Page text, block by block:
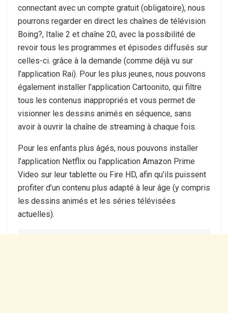
connectant avec un compte gratuit (obligatoire), nous
pourrons regarder en direct les chaînes de télévision
Boing?, Italie 2 et chaîne 20, avec la possibilité de
revoir tous les programmes et épisodes diffusés sur
celles-ci. grâce à la demande (comme déjà vu sur
l’application Rai). Pour les plus jeunes, nous pouvons
également installer l’application Cartoonito, qui filtre
tous les contenus inappropriés et vous permet de
visionner les dessins animés en séquence, sans
avoir à ouvrir la chaîne de streaming à chaque fois.
Pour les enfants plus âgés, nous pouvons installer
l’application Netflix ou l’application Amazon Prime
Video sur leur tablette ou Fire HD, afin qu’ils puissent
profiter d’un contenu plus adapté à leur âge (y compris
les dessins animés et les séries télévisées
actuelles).